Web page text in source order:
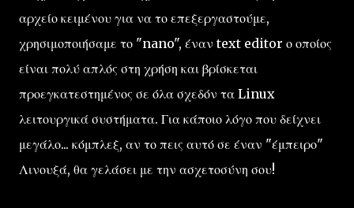
αρχείο κειμένου για να το επεξεργαστούμε,
χρησιμοποιήσαμε το "nano", έναν text editor ο οποίος
είναι πολύ απλός στη χρήση και βρίσκεται
προεγκατεστημένος σε όλα σχεδόν τα Linux
λειτουργικά συστήματα. Για κάποιο λόγο που δείχνει
μεγάλο... κόμπλεξ, αν το πεις αυτό σε έναν "έμπειρο"
Λινουξά, θα γελάσει με την ασχετοσύνη σου!